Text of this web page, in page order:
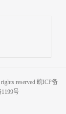
reserved 皖ICP备
号